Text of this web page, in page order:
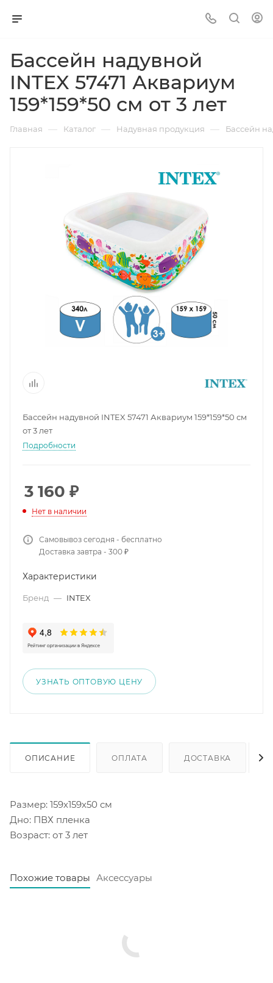
Бассейн надувной
INTEX 57471 Аквариум
159*159*50 см от 3 лет
Главная — Каталог — Надувная продукция — Бассейн
Бассейн надувной INTEX 57471 Аквариум 159*159*50 см
от 3 лет
Подробности
3 160 ₽
Нет в наличии
Самовывоз сегодня - бесплатно
Доставка завтра - 300 ₽
Характеристики
Бренд — INTEX
УЗНАТЬ ОПТОВУЮ ЦЕНУ
ОПИСАНИЕ ОПЛАТА ДОСТАВКА
Размер: 159х159х50 см
Дно: ПВХ пленка
Возраст: от 3 лет
Похожие товары Аксессуары